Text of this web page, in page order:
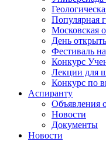
Популярная
Московская
День
Фестиваль
Конкурс
Лекции для
Конкурс по
Аспиранту
Объявления
Новости
Документы
Новости